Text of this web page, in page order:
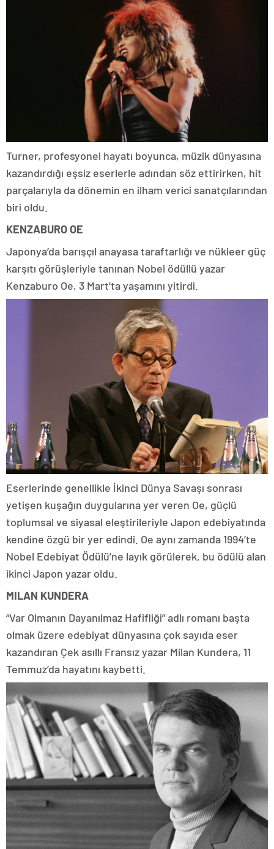
Turner, profesyonel hayatı boyunca, müzik dünyasına
kazandırdığı eşsiz eserlerle adından söz ettirirken, hit
parçalarıyla da dönemin en ilham verici sanatçılarından
biri oldu.
KENZABURO OE
Japonya’da barışçıl anayasa taraftarlığı ve nükleer güç
karşıtı görüşleriyle tanınan Nobel ödüllü yazar
Kenzaburo Oe, 3 Mart’ta yaşamını yitirdi.
Eserlerinde genellikle İkinci Dünya Savaşı sonrası
yetişen kuşağın duygularına yer veren Oe, güçlü
toplumsal ve siyasal eleştirileriyle Japon edebiyatında
kendine özgü bir yer edindi. Oe aynı zamanda 1994’te
Nobel Edebiyat Ödülü’ne layık görülerek, bu ödülü alan
ikinci Japon yazar oldu.
MILAN KUNDERA
“Var Olmanın Dayanılmaz Hafifliği” adlı romanı başta
olmak üzere edebiyat dünyasına çok sayıda eser
kazandıran Çek asıllı Fransız yazar Milan Kundera, 11
Temmuz’da hayatını kaybetti.